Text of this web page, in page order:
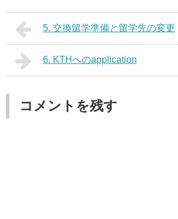
5. 交換留学準備と留学先の変更
6. KTHへのapplication
コメントを残す